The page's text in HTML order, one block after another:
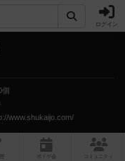
ログイン
個
www.shukaijo.com/
ボ ドゲ コミュニティ